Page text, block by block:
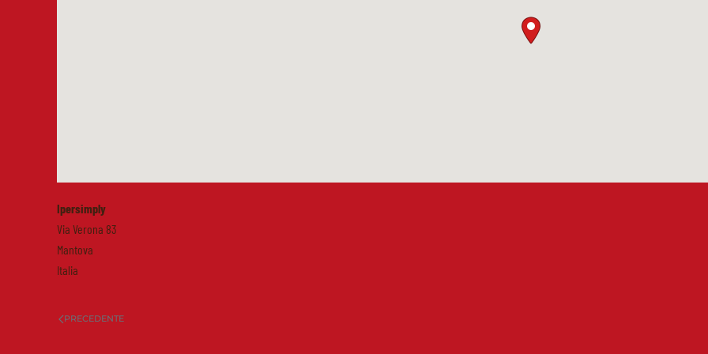
Ipersimply
Via Verona 83
Mantova
Italia
PRECEDENTE